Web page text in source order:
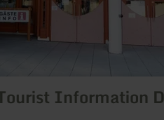
Information